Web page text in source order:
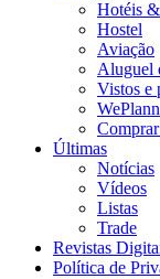
Hotéis
Hostel
Aviação
Aluguel
Vistos e
WePlann
Comprar
Últimas
Notícias
Vídeos
Listas
Trade
Revistas
Política de